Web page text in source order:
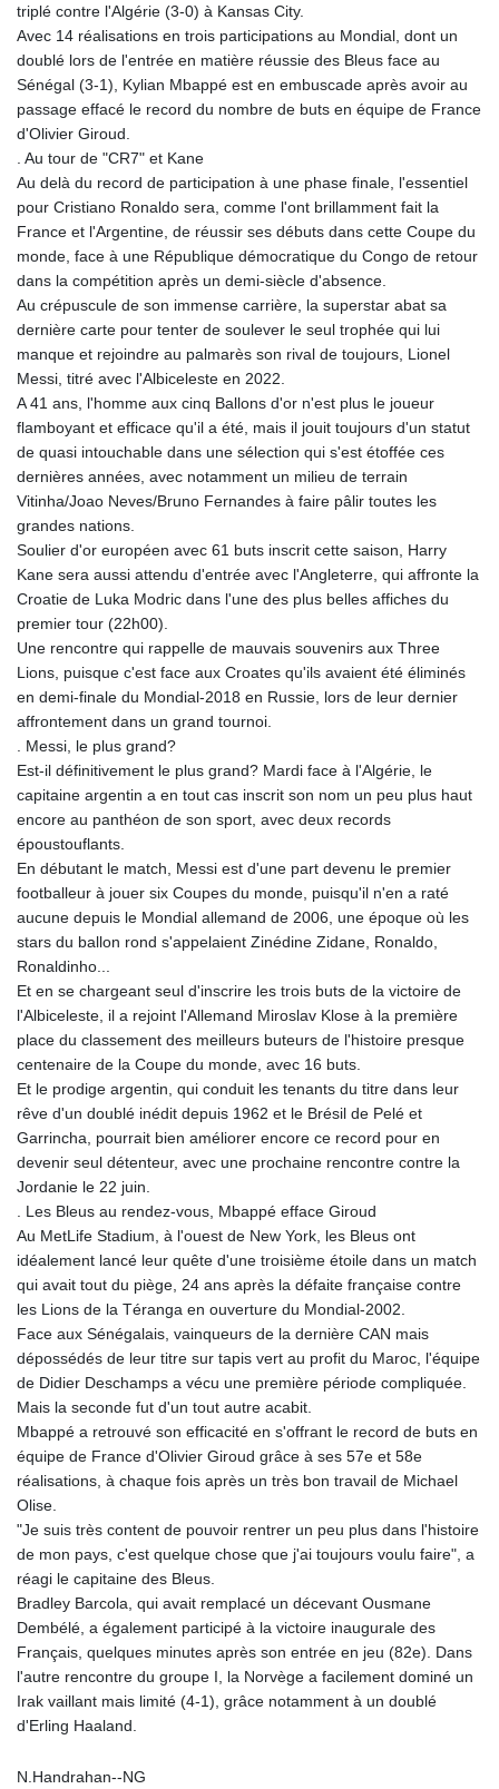
triplé contre l'Algérie (3-0) à Kansas City.
Avec 14 réalisations en trois participations au Mondial, dont un
doublé lors de l'entrée en matière réussie des Bleus face au
Sénégal (3-1), Kylian Mbappé est en embuscade après avoir au
passage effacé le record du nombre de buts en équipe de France
d'Olivier Giroud.
. Au tour de "CR7" et Kane
Au delà du record de participation à une phase finale, l'essentiel
pour Cristiano Ronaldo sera, comme l'ont brillamment fait la
France et l'Argentine, de réussir ses débuts dans cette Coupe du
monde, face à une République démocratique du Congo de retour
dans la compétition après un demi-siècle d'absence.
Au crépuscule de son immense carrière, la superstar abat sa
dernière carte pour tenter de soulever le seul trophée qui lui
manque et rejoindre au palmarès son rival de toujours, Lionel
Messi, titré avec l'Albiceleste en 2022.
A 41 ans, l'homme aux cinq Ballons d'or n'est plus le joueur
flamboyant et efficace qu'il a été, mais il jouit toujours d'un statut
de quasi intouchable dans une sélection qui s'est étoffée ces
dernières années, avec notamment un milieu de terrain
Vitinha/Joao Neves/Bruno Fernandes à faire pâlir toutes les
grandes nations.
Soulier d'or européen avec 61 buts inscrit cette saison, Harry
Kane sera aussi attendu d'entrée avec l'Angleterre, qui affronte la
Croatie de Luka Modric dans l'une des plus belles affiches du
premier tour (22h00).
Une rencontre qui rappelle de mauvais souvenirs aux Three
Lions, puisque c'est face aux Croates qu'ils avaient été éliminés
en demi-finale du Mondial-2018 en Russie, lors de leur dernier
affrontement dans un grand tournoi.
. Messi, le plus grand?
Est-il définitivement le plus grand? Mardi face à l'Algérie, le
capitaine argentin a en tout cas inscrit son nom un peu plus haut
encore au panthéon de son sport, avec deux records
époustouflants.
En débutant le match, Messi est d'une part devenu le premier
footballeur à jouer six Coupes du monde, puisqu'il n'en a raté
aucune depuis le Mondial allemand de 2006, une époque où les
stars du ballon rond s'appelaient Zinédine Zidane, Ronaldo,
Ronaldinho...
Et en se chargeant seul d'inscrire les trois buts de la victoire de
l'Albiceleste, il a rejoint l'Allemand Miroslav Klose à la première
place du classement des meilleurs buteurs de l'histoire presque
centenaire de la Coupe du monde, avec 16 buts.
Et le prodige argentin, qui conduit les tenants du titre dans leur
rêve d'un doublé inédit depuis 1962 et le Brésil de Pelé et
Garrincha, pourrait bien améliorer encore ce record pour en
devenir seul détenteur, avec une prochaine rencontre contre la
Jordanie le 22 juin.
. Les Bleus au rendez-vous, Mbappé efface Giroud
Au MetLife Stadium, à l'ouest de New York, les Bleus ont
idéalement lancé leur quête d'une troisième étoile dans un match
qui avait tout du piège, 24 ans après la défaite française contre
les Lions de la Téranga en ouverture du Mondial-2002.
Face aux Sénégalais, vainqueurs de la dernière CAN mais
dépossédés de leur titre sur tapis vert au profit du Maroc, l'équipe
de Didier Deschamps a vécu une première période compliquée.
Mais la seconde fut d'un tout autre acabit.
Mbappé a retrouvé son efficacité en s'offrant le record de buts en
équipe de France d'Olivier Giroud grâce à ses 57e et 58e
réalisations, à chaque fois après un très bon travail de Michael
Olise.
"Je suis très content de pouvoir rentrer un peu plus dans l'histoire
de mon pays, c'est quelque chose que j'ai toujours voulu faire", a
réagi le capitaine des Bleus.
Bradley Barcola, qui avait remplacé un décevant Ousmane
Dembélé, a également participé à la victoire inaugurale des
Français, quelques minutes après son entrée en jeu (82e). Dans
l'autre rencontre du groupe I, la Norvège a facilement dominé un
Irak vaillant mais limité (4-1), grâce notamment à un doublé
d'Erling Haaland.
N.Handrahan--NG